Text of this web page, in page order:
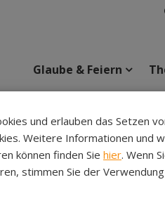
Glaube & Feiern
und erlauben das Setzen
Weitere Informationen und
können finden Sie hier. Wenn
stimmen Sie der Verwendung